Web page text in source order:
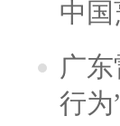
中
广
行为